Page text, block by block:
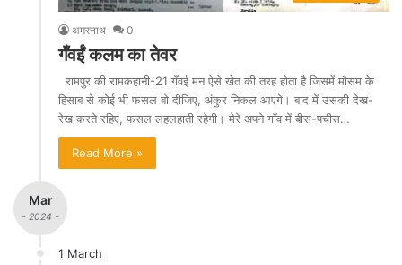
अमरनाथ 0
गँवईं कलम का तेवर
रामपुर की रामकहानी-21 गँवईं मन ऐसे खेत की तरह होता है जिसमें मौसम के
हिसाब से कोई भी फसल बो दीजिए, अंकुर निकल आएंगे। बाद में उसकी देख-
रेख करते रहिए, फसल लहलहाती रहेगी। मेरे अपने गाँव में बीस-पचीस…
Read More »
Mar
- 2024 -
1 March